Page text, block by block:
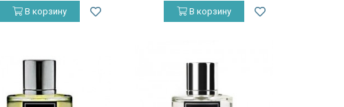
В корзину В корзину